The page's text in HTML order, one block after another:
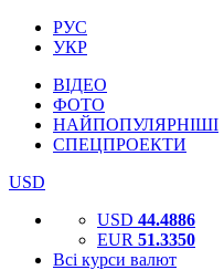
РУС
УКР
ВІДЕО
ФОТО
НАЙПОПУЛЯРНІШІ
СПЕЦПРОЕКТИ
USD
USD 44.4886
EUR 51.3350
Всі курси валют